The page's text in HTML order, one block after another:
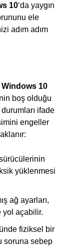
10‘da yaygın
ele
adım adım
Windows 10
boş olduğu
ifade
engeller
yüklenmesi
ağ ayarları,
yol açabilir.
fiziksel bir
soruna sebep